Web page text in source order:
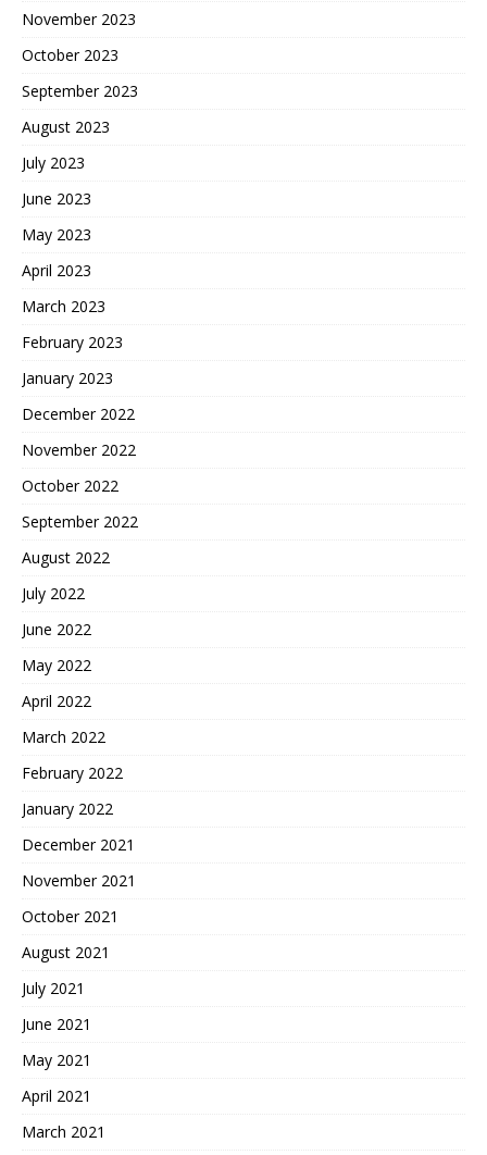
November 2023
October 2023
September 2023
August 2023
July 2023
June 2023
May 2023
April 2023
March 2023
February 2023
January 2023
December 2022
November 2022
October 2022
September 2022
August 2022
July 2022
June 2022
May 2022
April 2022
March 2022
February 2022
January 2022
December 2021
November 2021
October 2021
August 2021
July 2021
June 2021
May 2021
April 2021
March 2021